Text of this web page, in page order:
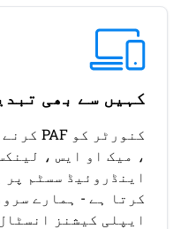
کہیں سے بھی
، میک او ایس ،
اینڈروئیڈ سسٹم پر
کرتا ہے - ہمارے
ایپلی کیشنز